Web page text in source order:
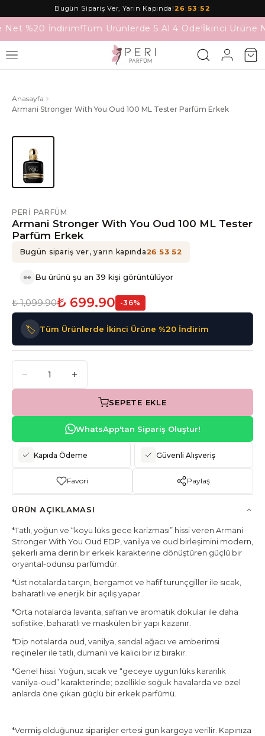
Bugün Sipariş Ver, Yarın Kapında!26:53 :52
Net %20 İndirim!Tüm Ürünlerde 5 Al 4 Öde!İkinci Ürüne
Anasayfa
Armani Stronger With You Oud 100 ML Tester Parfüm Erkek
PERI PARFÜM
Armani Stronger With You Oud 100 ML Tester
Parfüm Erkek
Bugün sipariş ver, yarın kapında26:53:52
👀 Bu ürünü şu an 39 kişi görüntülüyor
₺ 1,099.90₺ 699.90 -36%
🏷️ Tüm Ürünlerde İkinci Ürüne %20 İndirim
SEPETE EKLE
WhatsApp'tan Sipariş Oluştur!
Kapıda Ödeme Güvenli Alışveriş
Favori Paylaş
ÜRÜN AÇIKLAMASI
*Tatlı, yoğun ve “koyu lüks gece karizması” hissi veren Armani
Stronger With You Oud EDP, vanilya ve oud birleşimini modern,
şekerli ama derin bir erkek karakterine dönüştüren güçlü bir
oryantal-odunsu parfümdür.
*Üst notalarda tarçın, bergamot ve hafif turunçgiller ile sıcak,
baharatlı ve enerjik bir açılış yapar.
*Orta notalarda lavanta, safran ve aromatik dokular ile daha
sofistike, baharatlı ve maskülen bir yapı kazanır.
*Dip notalarda oud, vanilya, sandal ağacı ve amberimsi
reçineler ile tatlı, dumanlı ve kalıcı bir iz bırakır.
*Genel hissi: Yoğun, sıcak ve “geceye uygun lüks karanlık
vanilya-oud” karakterinde; özellikle soğuk havalarda ve özel
anlarda öne çıkan güçlü bir erkek parfümü.
*Vermiş olduğunuz siparişler ertesi gün kargoya verilir. Kapınıza